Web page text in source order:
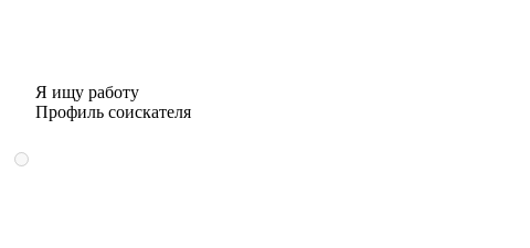
Я ищу работу
Профиль соискателя